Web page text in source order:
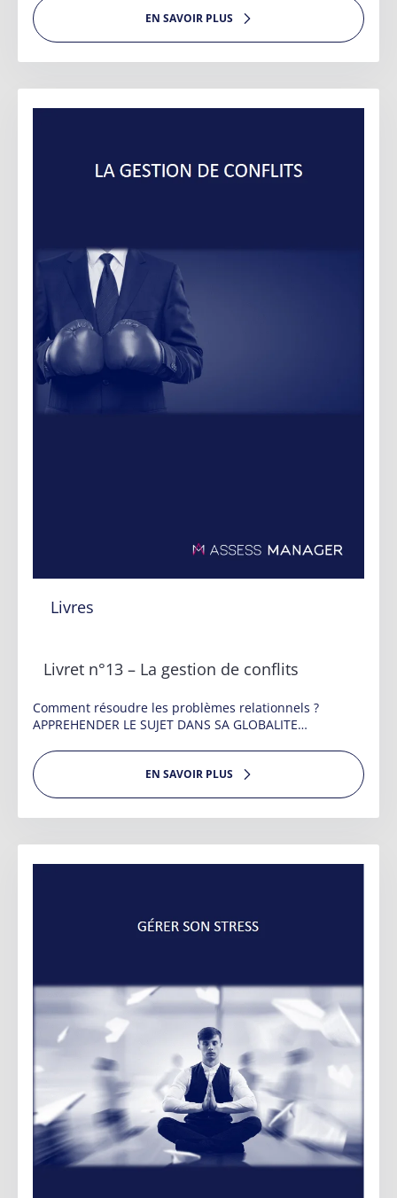
EN SAVOIR PLUS
Livres
Livret n°13 – La gestion de conflits
Comment résoudre les problèmes relationnels ?
APPREHENDER LE SUJET DANS SA GLOBALITE…
EN SAVOIR PLUS